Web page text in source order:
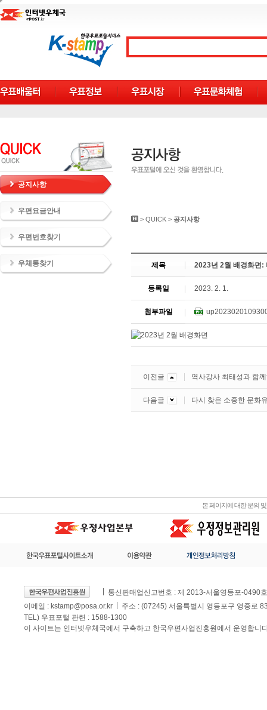
공지사항
우편요금안내
우편번호찾기
우체통찾기
> QUICK > 공지사항
제목 2023년 2월 배경화면:
등록일 2023. 2. 1.
첨부파일
이전글 역사강사 최태성과 함
다음글 다시 찾은 소중한 문화
본 페이지에 대한 문의
통신판매업신고번호 : 제 2013-서울영등포-0490호
이메일 : kstamp@posa.or.kr
주소 : (07245) 서울특별시 영등포구 영중로
TEL) 우표포털 관련 : 1588-1300
이 사이트는 인터넷우체국에서 구축하고 한국우편사업진흥원에서 운영합니